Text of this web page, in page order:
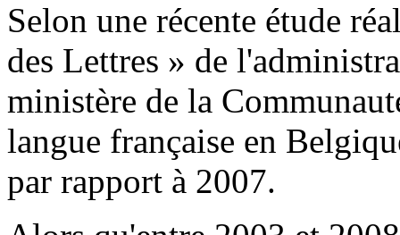
Selon une récente étude
des Lettres » de
ministère de la
langue française en
par rapport à 2007.